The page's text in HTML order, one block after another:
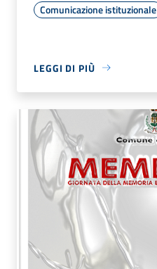
Comunicazione istituzionale
LEGGI DI PIÙ